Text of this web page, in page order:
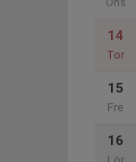
14
Tor
15
Fre
16